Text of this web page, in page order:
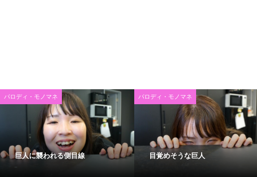
パロディ・モノマネ
巨人に襲われる側目線
パロディ・モノマネ
目覚めそうな巨人